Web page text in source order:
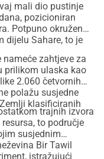
mali dio pustinje
pozicioniran
Potpuno okružen
dijelu Sahare, to je
zahtjeve za
prilikom ulaska kao
2.060 četvornih
polažu susjedne
klasificiranih
trajnih izvora
to područje
susjednim
Bir Tawil
istražujući